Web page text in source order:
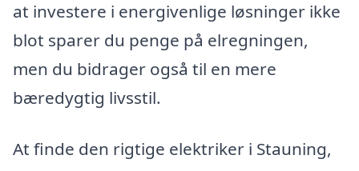
at investere i energivenlige løsninger ikke
blot sparer du penge på elregningen,
men du bidrager også til en mere
bæredygtig livsstil.
At finde den rigtige elektriker i Stauning,